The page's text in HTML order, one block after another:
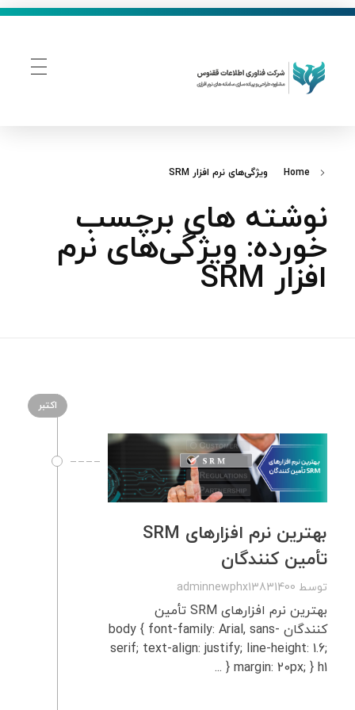
Home ویژگی‌های نرم‌ افزار SRM
نوشته های برچسب
خورده: ویژگی‌های نرم‌
افزار SRM
اکتبر
بهترین نرم‌ افزارهای SRM
تأمین‌ کنندگان
توسط adminnewphx13831400
بهترین نرم‌ افزارهای SRM تأمین‌
کنندگان body { font-family: Arial, sans-
serif; text-align: justify; line-height: 1.6;
margin: 20px; } h1 { ...